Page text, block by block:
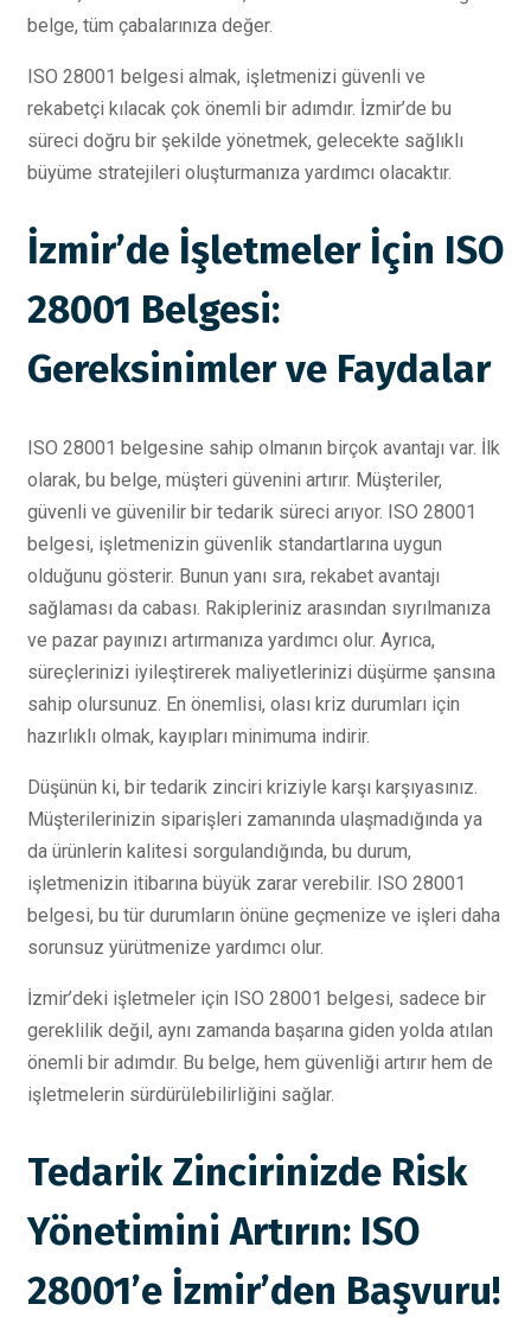
belge, tüm çabalarınıza değer.
ISO 28001 belgesi almak, işletmenizi güvenli ve
rekabetçi kılacak çok önemli bir adımdır. İzmir’de bu
süreci doğru bir şekilde yönetmek, gelecekte sağlıklı
büyüme stratejileri oluşturmanıza yardımcı olacaktır.
İzmir’de İşletmeler İçin ISO
28001 Belgesi:
Gereksinimler ve Faydalar
ISO 28001 belgesine sahip olmanın birçok avantajı var. İlk
olarak, bu belge, müşteri güvenini artırır. Müşteriler,
güvenli ve güvenilir bir tedarik süreci arıyor. ISO 28001
belgesi, işletmenizin güvenlik standartlarına uygun
olduğunu gösterir. Bunun yanı sıra, rekabet avantajı
sağlaması da cabası. Rakipleriniz arasından sıyrılmanıza
ve pazar payınızı artırmanıza yardımcı olur. Ayrıca,
süreçlerinizi iyileştirerek maliyetlerinizi düşürme şansına
sahip olursunuz. En önemlisi, olası kriz durumları için
hazırlıklı olmak, kayıpları minimuma indirir.
Düşünün ki, bir tedarik zinciri kriziyle karşı karşıyasınız.
Müşterilerinizin siparişleri zamanında ulaşmadığında ya
da ürünlerin kalitesi sorgulandığında, bu durum,
işletmenizin itibarına büyük zarar verebilir. ISO 28001
belgesi, bu tür durumların önüne geçmenize ve işleri daha
sorunsuz yürütmenize yardımcı olur.
İzmir’deki işletmeler için ISO 28001 belgesi, sadece bir
gereklilik değil, aynı zamanda başarına giden yolda atılan
önemli bir adımdır. Bu belge, hem güvenliği artırır hem de
işletmelerin sürdürülebilirliğini sağlar.
Tedarik Zincirinizde Risk
Yönetimini Artırın: ISO
28001’e İzmir’den Başvuru!